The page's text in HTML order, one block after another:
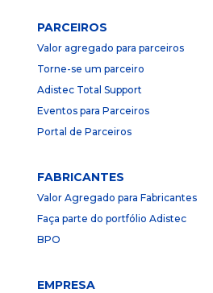
PARCEIROS
Valor agregado para parceiros
Torne-se um parceiro
Adistec Total Support
Eventos para Parceiros
Portal de Parceiros
FABRICANTES
Valor Agregado para Fabricantes
Faça parte do portfólio Adistec
BPO
EMPRESA